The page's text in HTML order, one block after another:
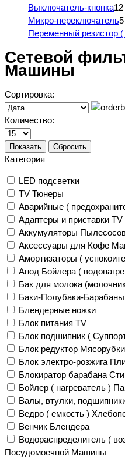
Выключатель-кнопка12
Микро-переключатель5
Переменный резистор (
Сетевой
Машины
Сортировка:
Количество:
Показать Сбросить
Категория
LED подсветки
TV Тюнеры
Аварийные (
Адаптеры и приставки TV
Аккумуляторы
Аксессуары для Кофе
Амортизаторы (
Анод Бойлера (
Бак для молока
Баки-Полубаки-
Блендерные ножки
Блок питания TV
Блок подшипник (
Блок редуктор Мясорубки
Блок электро-розжига
Блокиратор барабана
Бойлер ( нагреватель )
Валы, втулки,
Ведро ( емкость )
Венчик Блендера
Водораспределитель (
Посудомоечной Машины